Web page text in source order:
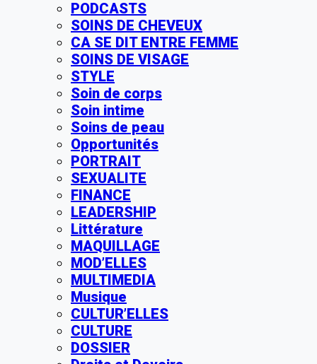
PODCASTS
SOINS DE CHEVEUX
CA SE DIT ENTRE FEMME
SOINS DE VISAGE
STYLE
Soin de corps
Soin intime
Soins de peau
Opportunités
PORTRAIT
SEXUALITE
FINANCE
LEADERSHIP
Littérature
MAQUILLAGE
MOD’ELLES
MULTIMEDIA
Musique
CULTUR’ELLES
CULTURE
DOSSIER